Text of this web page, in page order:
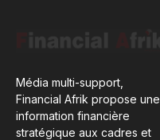
Média multi-support,
Financial Afrik propose une
information financière
stratégique aux cadres et